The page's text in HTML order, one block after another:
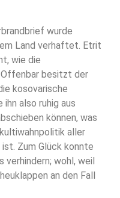
wurde
Land verhaftet. Etrit
wie die
besitzt der
kosovarische
also ruhig aus
können, was
aller
Zum Glück konnte
wohl, weil
an den Fall